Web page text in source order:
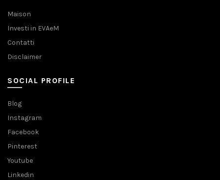
Maison
Investi in EVAeM
Contatti
Disclaimer
SOCIAL PROFILE
Blog
Instagram
Facebook
Pinterest
Youtube
Linkedin